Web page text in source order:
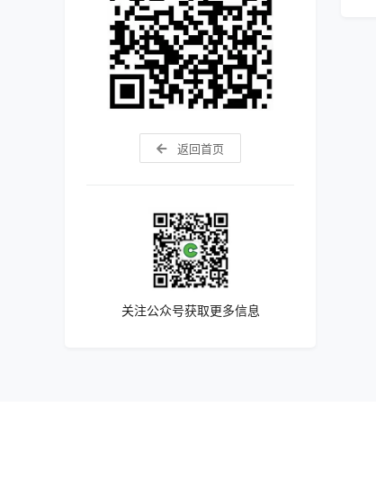
返回首页
关注公众号获取更多信息